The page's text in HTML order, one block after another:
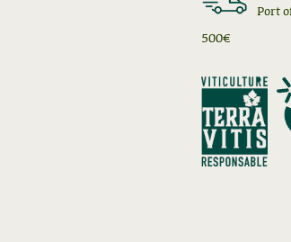
Cuvée
2016]
Port
500€